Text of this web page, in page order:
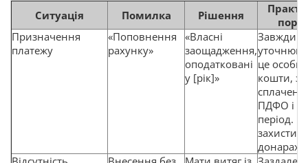
Ситуація Помилка Рішення
Призначення
платежу
«Поповнення
рахунку»
«Власні
заощадження,
оподатковані
у [рік]»
Завжди
це
кошти, з
сплачено
ПДФО і
період.